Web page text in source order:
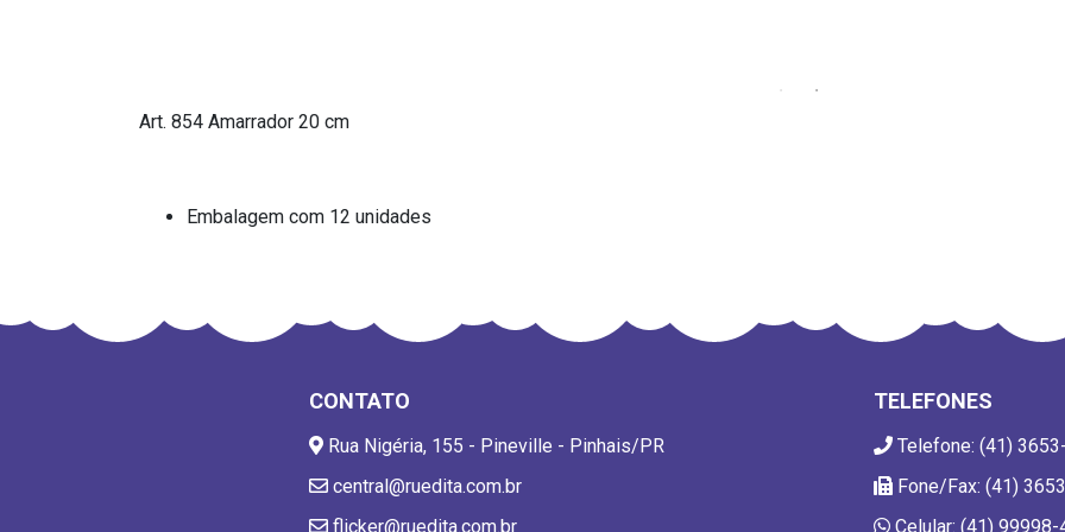
Art. 854 Amarrador 20 cm
Embalagem com 12 unidades
CONTATO
Rua Nigéria, 155 - Pineville - Pinhais/PR
central@ruedita.com.br
flicker@ruedita.com.br
TELEFONES
Telefone: (41)
Fone/Fax: (41)
Celular: (41) 99998-